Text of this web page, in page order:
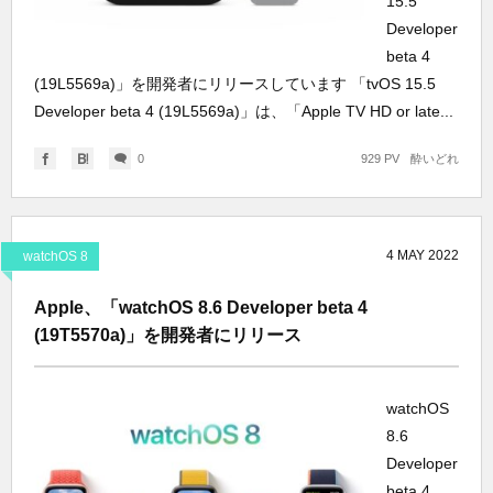
Developer
beta 4
(19L5569a)」を開発者にリリースしています 「tvOS 15.5
Developer beta 4 (19L5569a)」は、「Apple TV HD or late...
0 酔いどれ
929 PV
watchOS 8 4 MAY 2022
Apple、「watchOS 8.6 Developer beta 4
(19T5570a)」を開発者にリリース
watchOS
8.6
Developer